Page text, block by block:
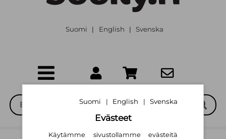
Suomi | English | Svenska
Suomi | English | Svenska
Evästeet
Käytämme sivustollamme evästeitä